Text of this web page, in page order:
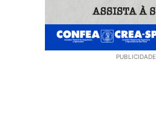
PUBLICIDADE